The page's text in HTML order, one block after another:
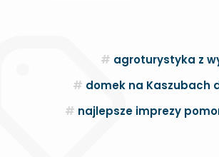
agroturystyka z
domek na Kaszubach
najlepsze imprezy